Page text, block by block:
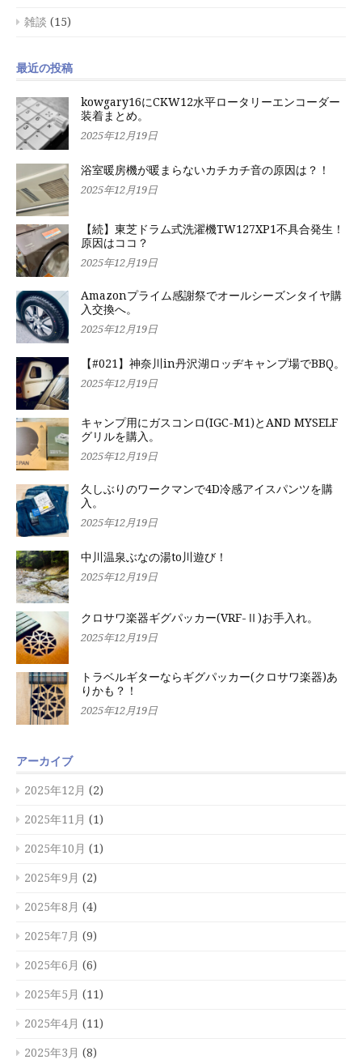
雑談 (15)
最近の投稿
kowgary16にCKW12水平ロータリーエンコーダー
装着まとめ。
2025年12月19日
浴室暖房機が暖まらないカチカチ音の原因は？！
2025年12月19日
【続】東芝ドラム式洗濯機TW127XP1不具合発生！
原因はココ？
2025年12月19日
Amazonプライム感謝祭でオールシーズンタイヤ購
入交換へ。
2025年12月19日
【#021】神奈川in丹沢湖ロッヂキャンプ場でBBQ。
2025年12月19日
キャンプ用にガスコンロ(IGC-M1)とAND MYSELF
グリルを購入。
2025年12月19日
久しぶりのワークマンで4D冷感アイスパンツを購
入。
2025年12月19日
中川温泉ぶなの湯to川遊び！
2025年12月19日
クロサワ楽器ギグパッカー(VRF-Ⅱ)お手入れ。
2025年12月19日
トラベルギターならギグパッカー(クロサワ楽器)あ
りかも？！
2025年12月19日
アーカイブ
2025年12月 (2)
2025年11月 (1)
2025年10月 (1)
2025年9月 (2)
2025年8月 (4)
2025年7月 (9)
2025年6月 (6)
2025年5月 (11)
2025年4月 (11)
2025年3月 (8)